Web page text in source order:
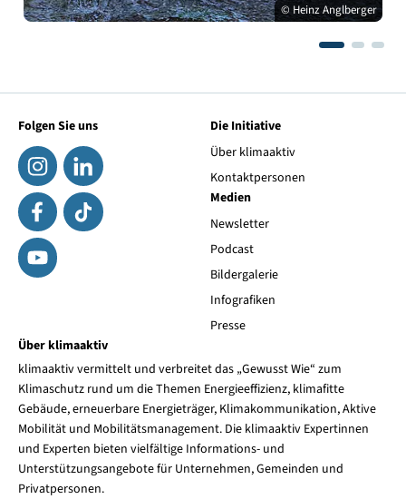
© Heinz Anglberger
Folgen Sie uns
Die Initiative
Über klimaaktiv
Kontaktpersonen
Medien
Newsletter
Podcast
Bildergalerie
Infografiken
Presse
Über klimaaktiv
klimaaktiv vermittelt und verbreitet das „Gewusst Wie“ zum
Klimaschutz rund um die Themen Energieeffizienz, klimafitte
Gebäude, erneuerbare Energieträger, Klimakommunikation, Aktive
Mobilität und Mobilitätsmanagement. Die klimaaktiv Expertinnen
und Experten bieten vielfältige Informations- und
Unterstützungsangebote für Unternehmen, Gemeinden und
Privatpersonen.